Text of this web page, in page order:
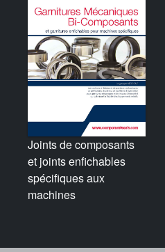
Joints de composants
et joints enfichables
spécifiques aux
machines